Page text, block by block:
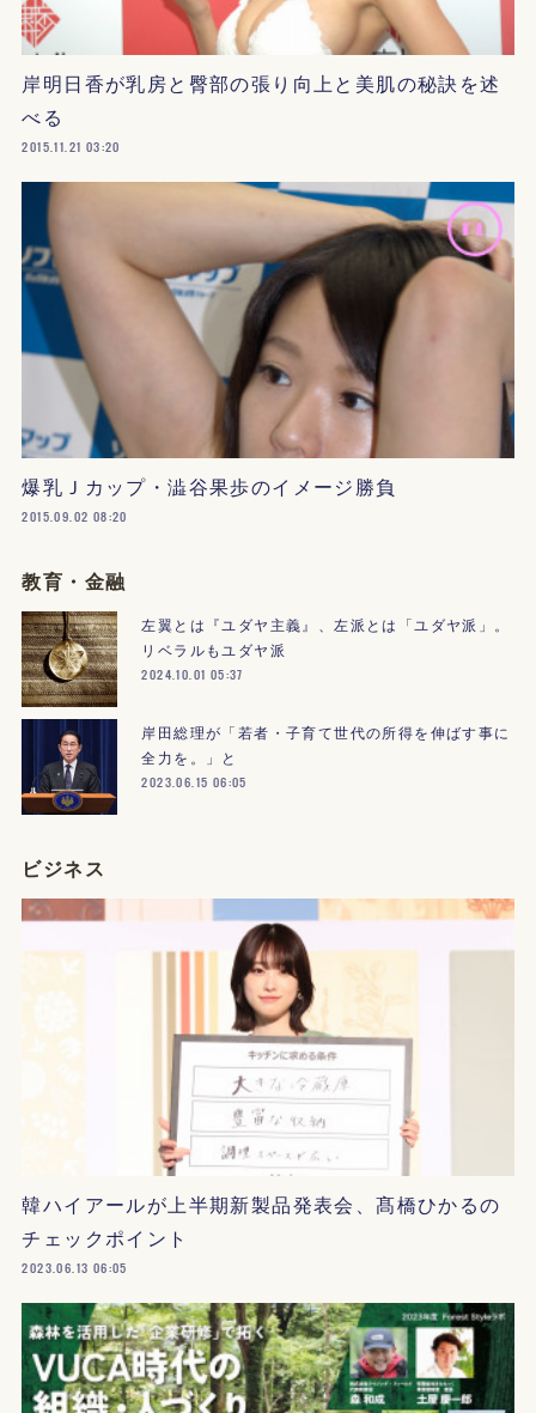
岸明日香が乳房と臀部の張り向上と美肌の秘訣を述
べる
2015.11.21 03:20
爆乳Ｊカップ・澁谷果歩のイメージ勝負
2015.09.02 08:20
教育・金融
左翼とは『ユダヤ主義』、左派とは「ユダヤ派」。
リベラルもユダヤ派
2024.10.01 05:37
岸田総理が「若者・子育て世代の所得を伸ばす事に
全力を。」と
2023.06.15 06:05
ビジネス
韓ハイアールが上半期新製品発表会、髙橋ひかるの
チェックポイント
2023.06.13 06:05